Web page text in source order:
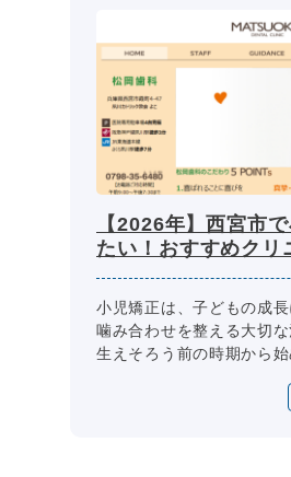
【2026年】西宮市
たい！おすすめクリ
小児矯正は、子どもの成
噛み合わせを整える大切
生えそろう前の時期から始
は、西宮市で小児矯正に